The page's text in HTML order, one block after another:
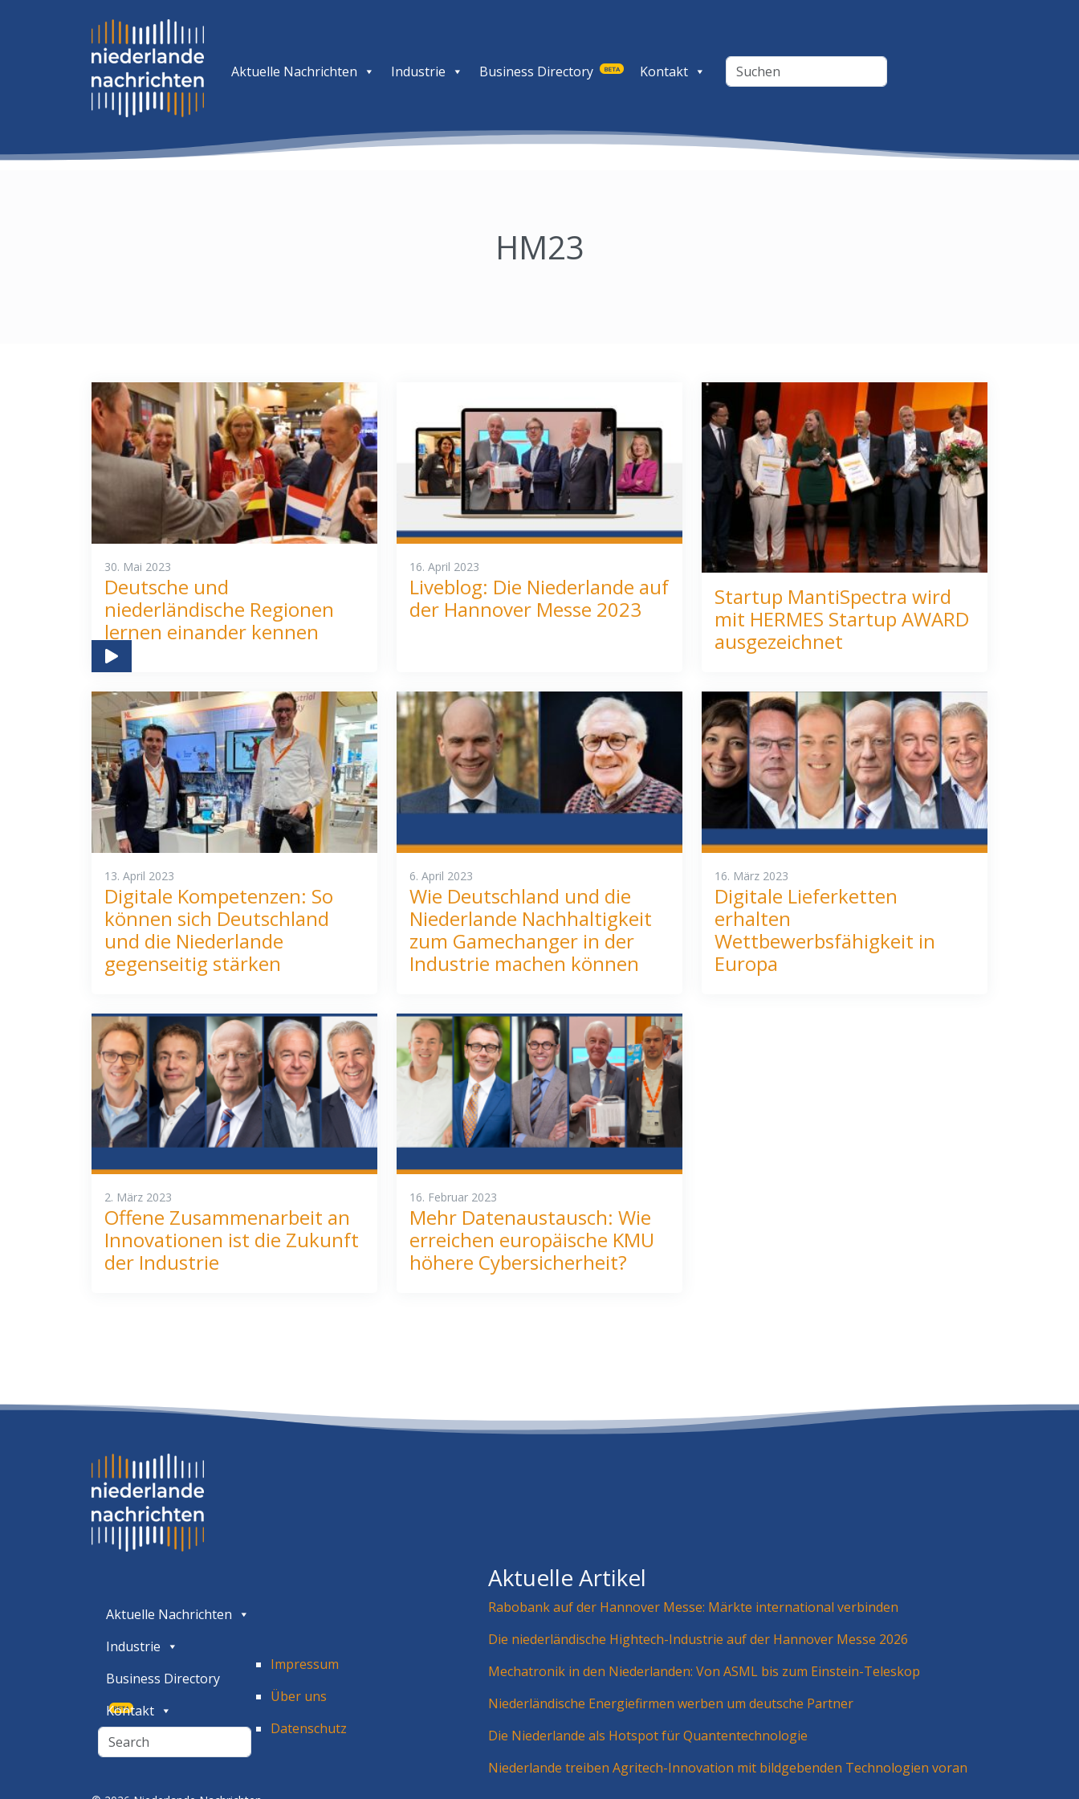
Aktuelle Nachrichten Industrie Business Directory BETA Kontakt
HM23
30. Mai 2023
Deutsche und
niederländische Regionen
lernen einander kennen
16. April 2023
Liveblog: Die Niederlande auf
der Hannover Messe 2023
Startup MantiSpectra wird
mit HERMES Startup AWARD
ausgezeichnet
13. April 2023
Digitale Kompetenzen: So
können sich Deutschland
und die Niederlande
gegenseitig stärken
6. April 2023
Wie Deutschland und die
Niederlande Nachhaltigkeit
zum Gamechanger in der
Industrie machen können
16. März 2023
Digitale Lieferketten
erhalten
Wettbewerbsfähigkeit in
Europa
2. März 2023
Offene Zusammenarbeit an
Innovationen ist die Zukunft
der Industrie
16. Februar 2023
Mehr Datenaustausch: Wie
erreichen europäische KMU
höhere Cybersicherheit?
Aktuelle Nachrichten
Industrie
Business Directory
BETA
Kontakt
Impressum
Über uns
Datenschutz
Aktuelle Artikel
Rabobank auf der Hannover Messe: Märkte international verbinden
Die niederländische Hightech-Industrie auf der Hannover Messe 2026
Mechatronik in den Niederlanden: Von ASML bis zum Einstein-Teleskop
Niederländische Energiefirmen werben um deutsche Partner
Die Niederlande als Hotspot für Quantentechnologie
Niederlande treiben Agritech-Innovation mit bildgebenden Technologien voran